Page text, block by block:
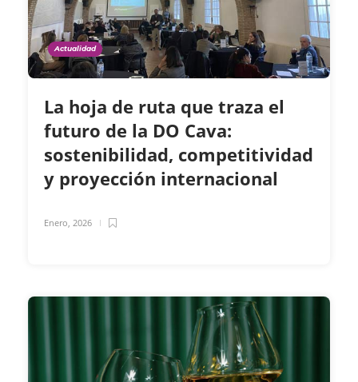
Actualidad
La hoja de ruta que traza el
futuro de la DO Cava:
sostenibilidad, competitividad
y proyección internacional
Enero, 2026